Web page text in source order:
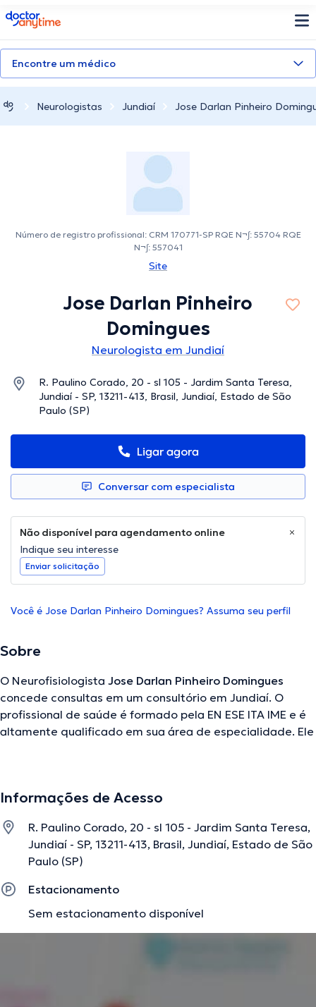
doctoranytime
Encontre um médico
Neurologistas Jundiaí Jose Darlan Pinheiro
Número de registro profissional: CRM 170771-SP RQE N¬∫: 55704 RQE
N¬∫: 557041
Site
Jose Darlan Pinheiro
Domingues
Neurologista em Jundiaí
R. Paulino Corado, 20 - sl 105 - Jardim Santa Teresa,
Jundiaí - SP, 13211-413, Brasil, Jundiaí, Estado de São
Paulo (SP)
Ligar agora
Conversar com especialista
Não disponível para agendamento online
Indique seu interesse
Enviar solicitação
Você é Jose Darlan Pinheiro Domingues? Assuma seu perfil
Sobre
O Neurofisiologista Jose Darlan Pinheiro Domingues
concede consultas em um consultório em Jundiaí. O
profissional de saúde é formado pela EN ESE ITA IME e é
altamente qualificado em sua área de especialidade. Ele
Darlan Pinheiro Domingues compartilhou em diversas
contínua no seu âmbito de especialização e já
compartilhou numerosos comunicados. A consulta pode
ser realizada em Inglês Português.
A descrição foi editada pela equipe do doctoranytime, baseada em
Informações de Acesso
R. Paulino Corado, 20 - sl 105 - Jardim Santa Teresa,
Jundiaí - SP, 13211-413, Brasil, Jundiaí, Estado de São
Paulo (SP)
Estacionamento
Sem estacionamento disponível